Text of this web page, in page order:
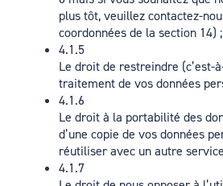
plus tôt, veuillez contactez-
coordonnées de la section 14) ;
4.1.5
Le droit de restreindre (c’est-
traitement de vos données
4.1.6
Le droit à la portabilité des
d’une copie de vos données
réutiliser avec un autre
4.1.7